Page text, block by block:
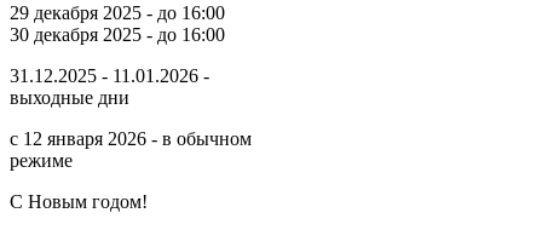
29 декабря 2025 - до 16:00
30 декабря 2025 - до 16:00
31.12.2025 - 11.01.2026 -
выходные дни
с 12 января 2026 - в обычном
режиме
С Новым годом!